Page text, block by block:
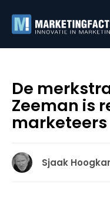
De
Zeeman is
marketeers
Sjaak